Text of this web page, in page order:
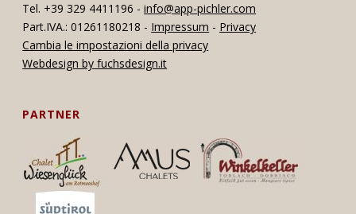
Tel. +39 329 4411196 -info@app-pichler.com
Part.IVA.: 01261180218 - Impressum - Privacy
Cambia le impostazioni della privacy
Webdesign by fuchsdesign.it
PARTNER